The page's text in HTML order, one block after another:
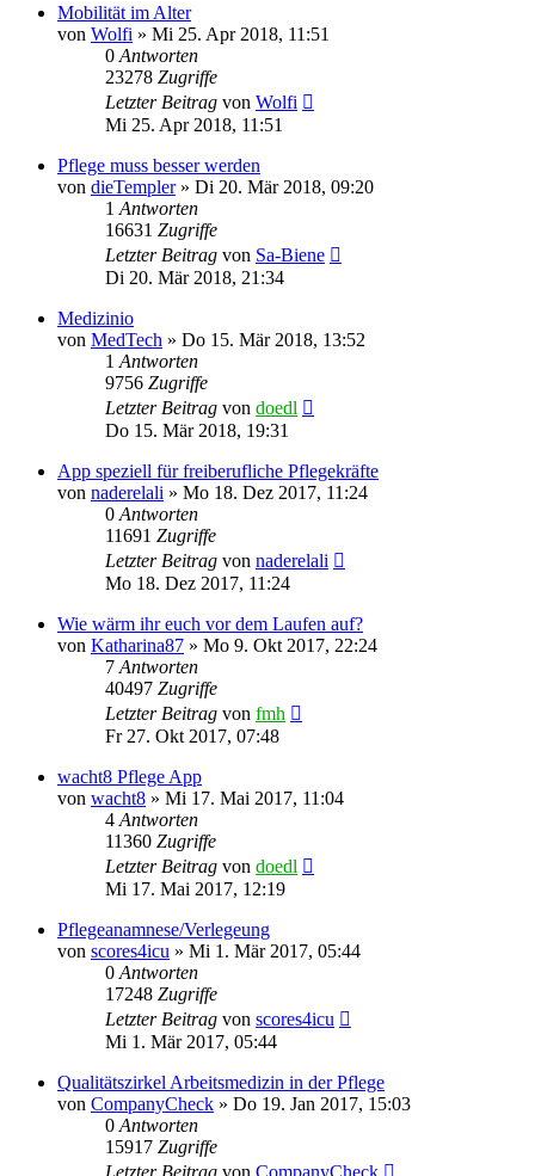
Mobilität im Alter
von Wolfi » Mi 25. Apr 2018, 11:51
0 Antworten
23278 Zugriffe
Letzter Beitrag von Wolfi
Mi 25. Apr 2018, 11:51
Pflege muss besser werden
von dieTempler» Di 20. Mär 2018, 09:20
1 Antworten
16631 Zugriffe
Letzter Beitrag von Sa-Biene
Di 20. Mär 2018, 21:34
Medizinio
von MedTech » Do 15. Mär 2018, 13:52
1 Antworten
9756 Zugriffe
Letzter Beitrag von doedl
Do 15. Mär 2018, 19:31
App speziell für freiberufliche Pflegekräfte
von naderelali » Mo 18. Dez 2017, 11:24
0 Antworten
11691 Zugriffe
Letzter Beitrag von naderelali
Mo 18. Dez 2017, 11:24
Wie wärm ihr euch vor dem Laufen auf?
von Katharina87 » Mo 9. Okt 2017, 22:24
7 Antworten
40497 Zugriffe
Letzter Beitrag von fmh
Fr 27. Okt 2017, 07:48
wacht8 Pflege App
von wacht8 » Mi 17. Mai 2017, 11:04
4 Antworten
11360 Zugriffe
Letzter Beitrag von doedl
Mi 17. Mai 2017, 12:19
Pflegeanamnese/Verlegeung
von scores4icu » Mi 1. Mär 2017, 05:44
0 Antworten
17248 Zugriffe
Letzter Beitrag von scores4icu
Mi 1. Mär 2017, 05:44
Qualitätszirkel Arbeitsmedizin in der Pflege
von CompanyCheck » Do 19. Jan 2017, 15:03
0 Antworten
15917 Zugriffe
Letzter Beitrag von CompanyCheck